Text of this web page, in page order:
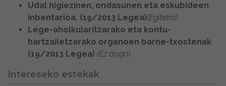
Udal higiezinen, ondasunen eta eskubideen
inbentarioa. (19/2013 Legea)(Egiteko)
Lege-aholkularitzarako eta kontu-
hartzailetzarako organoen barne-txostenak
(19/2013 Legea) (Ez dago)
Intereseko estekak